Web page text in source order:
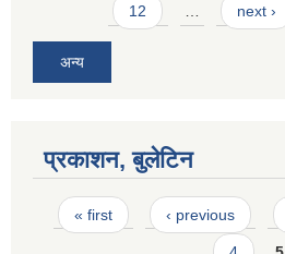
12 … next ›
अन्य
प्रकाशन, बुलेटिन
Pages
« first ‹ previous